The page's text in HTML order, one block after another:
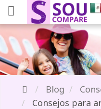
Blog
Consejos para